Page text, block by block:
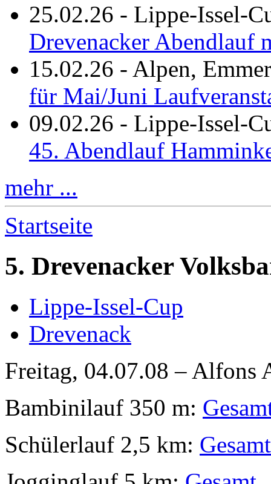
25.02.26 - Lippe-Issel-
Drevenacker Abendlauf
15.02.26 - Alpen,
für Mai/Juni
09.02.26 - Lippe-Issel-
45. Abendlauf
mehr ...
Startseite
5. Drevenacker
Lippe-Issel-Cup
Drevenack
Freitag, 04.07.08 – Alfons
Bambinilauf 350 m:
Schülerlauf 2,5 km: Gesamt